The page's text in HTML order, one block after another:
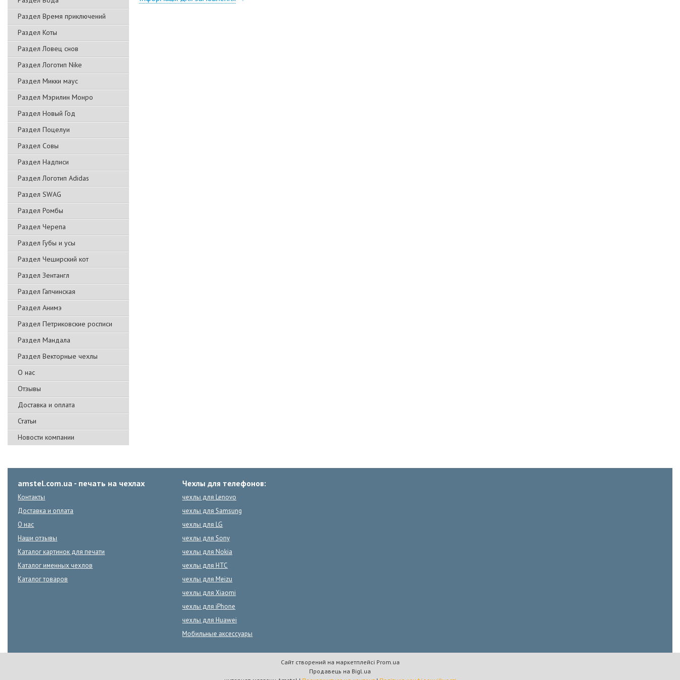
Раздел Время приключений
Раздел Коты
Раздел Ловец снов
Раздел Логотип Nike
Раздел Микки маус
Раздел Мэрилин Монро
Раздел Новый Год
Раздел Поцелуи
Раздел Совы
Раздел Надписи
Раздел Логотип Adidas
Раздел SWAG
Раздел Ромбы
Раздел Черепа
Раздел Губы и усы
Раздел Чеширский кот
Раздел Зентангл
Раздел Гапчинская
Раздел Анимэ
Раздел Петриковские росписи
Раздел Мандала
Раздел Векторные чехлы
О нас
Отзывы
Доставка и оплата
Статьи
Новости компании
amstel.com.ua - печать на чехлах
Контакты
Доставка и оплата
О нас
Наши отзывы
Каталог картинок для печати
Каталог именных чехлов
Каталог товаров
Чехлы для телефонов:
чехлы для Lenovo
чехлы для Samsung
чехлы для LG
чехлы для Sony
чехлы для Nokia
чехлы для HTC
чехлы для Meizu
чехлы для Xiaomi
чехлы для iPhone
чехлы для Huawei
Мобильные аксессуары
Сайт створений на маркетплейсі Prom.ua
Продавець на Bigl.ua